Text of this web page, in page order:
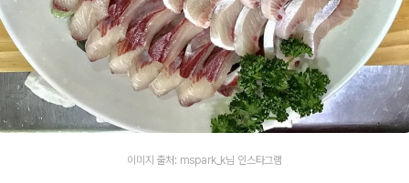
이미지 출처: mspark_k님 인스타그램